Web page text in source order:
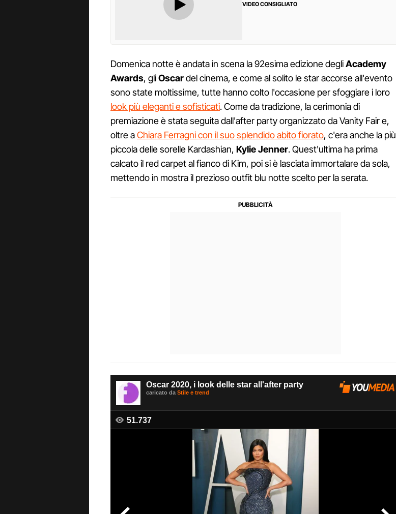
VIDEO CONSIGLIATO
Domenica notte è andata in scena la 92esima edizione degliAcademy
Awards, gliOscardel cinema, e come al solito le star accorse all'evento
sono state moltissime, tutte hanno colto l'occasione per sfoggiare i loro
look più eleganti e sofisticati. Come da tradizione, la cerimonia di
premiazione è stata seguita dall'after party organizzato da Vanity Fair e,
oltre aChiara Ferragni con il suo splendido abito fiorato, c'era anche la più
piccola delle sorelle Kardashian, Kylie Jenner. Quest'ultima ha prima
calcato il red carpet al fianco di Kim, poi si è lasciata immortalare da sola,
mettendo in mostra il prezioso outfit blu notte scelto per la serata.